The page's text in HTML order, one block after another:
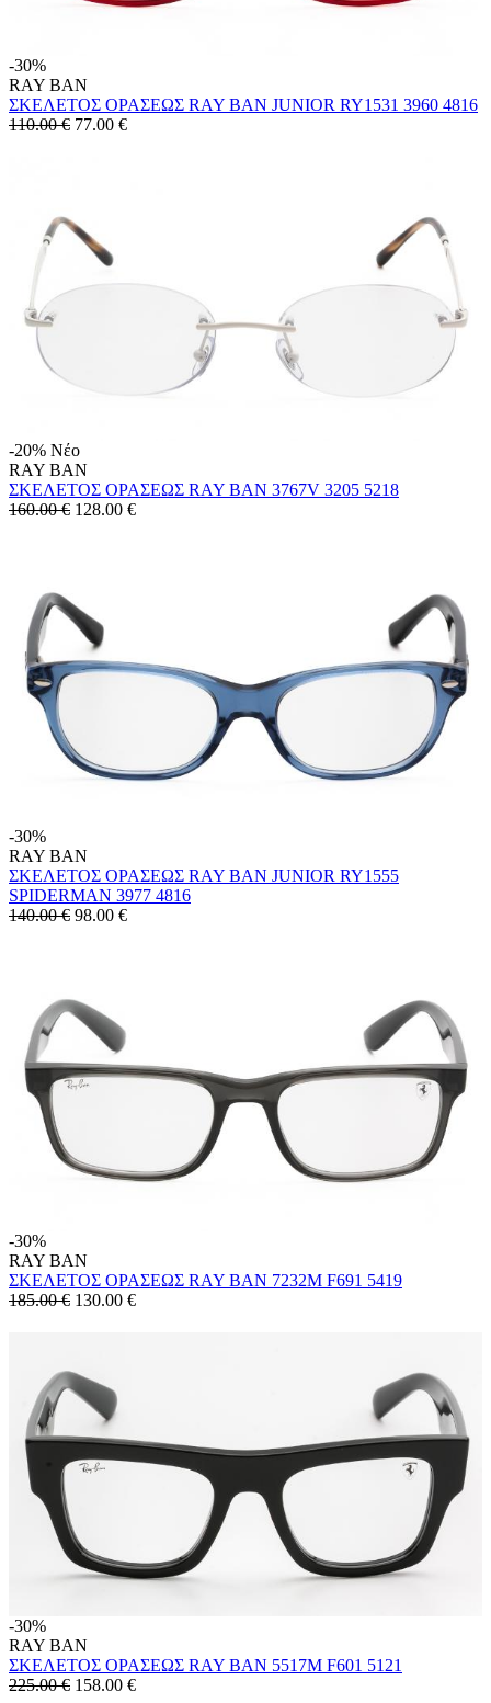
-30%
RAY BAN
ΣΚΕΛΕΤΟΣ ΟΡΑΣΕΩΣ RAY BAN JUNIOR RY1531 3960 4816
110.00 € 77.00 €
-20% Νέο
RAY BAN
ΣΚΕΛΕΤΟΣ ΟΡΑΣΕΩΣ RAY BAN 3767V 3205 5218
160.00 € 128.00 €
-30%
RAY BAN
ΣΚΕΛΕΤΟΣ ΟΡΑΣΕΩΣ RAY BAN JUNIOR RY1555
SPIDERMAN 3977 4816
140.00 € 98.00 €
-30%
RAY BAN
ΣΚΕΛΕΤΟΣ ΟΡΑΣΕΩΣ RAY BAN 7232M F691 5419
185.00 € 130.00 €
-30%
RAY BAN
ΣΚΕΛΕΤΟΣ ΟΡΑΣΕΩΣ RAY BAN 5517M F601 5121
225.00 € 158.00 €